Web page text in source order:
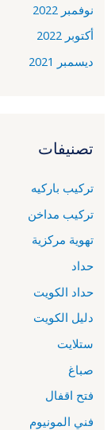
نوفمبر 2022
أكتوبر 2022
ديسمبر 2021
تصنيفات
تركيب باركيه
تركيب مداخن
تهوية مركزية
حداد
حداد الكويت
دليل الكويت
ستلايت
صباغ
فتح اقفال
فني المونيوم